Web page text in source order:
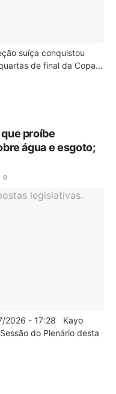
suíça conquistou
de final da Copa...
proíbe
água e esgoto;
0
2026 - 17:28 Kayo
do Plenário desta